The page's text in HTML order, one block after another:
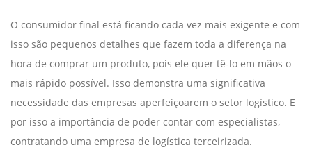
O consumidor final está ficando cada vez mais exigente e com
isso são pequenos detalhes que fazem toda a diferença na
hora de comprar um produto, pois ele quer tê-lo em mãos o
mais rápido possível. Isso demonstra uma significativa
necessidade das empresas aperfeiçoarem o setor logístico. E
por isso a importância de poder contar com especialistas,
contratando uma empresa de logística terceirizada.